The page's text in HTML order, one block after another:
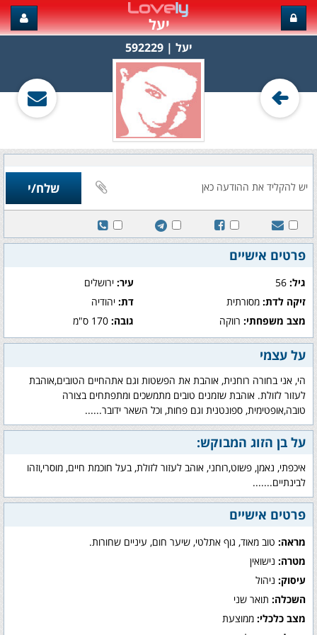
יעל
יעל‏ | 592229
פרטים אישיים
גיל: עיר:ירושלים
זיקה לדת: מסורתית דת:יהודיה
מצב משפחתי: רווקה גובה:170 ס"מ
על עצמי
הי, אני בחורה רוחנית, אוהבת את הפשטות וגם אתהחיים הטובים,אוהבת
לעזור לזולת. אוהבת שזמנים טובים מתמשכים ומתפתחים בצורה
טובה,אופטימית, ספונטנית וגם פחות, וכל השאר ידובר......
על בן הזוג המבוקש:
איכפתי, נאמן, פשוט,רוחני, אוהב לעזור לזולת, בעל חוכמת חיים, מוסרי,וזהו
לבינתיים.......
פרטים אישיים
מראה: טוב מאוד, גוף אתלטי, שיער חום, עיניים שחורות.
מטרה: נישואין
עיסוק: ניהול
השכלה: תואר שני
מצב כלכלי: ממוצעת